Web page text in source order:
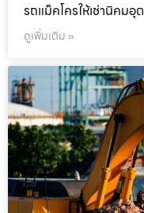
รถแม็คโครให้เช่านิคม
ดูเพิ่มเติม »